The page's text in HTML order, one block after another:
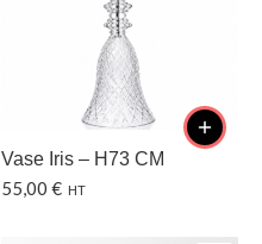
Vase Iris – H73 CM
55,00 € HT